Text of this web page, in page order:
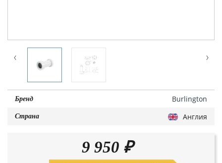
Бренд Burlington
Страна Англия
9 950 ₽